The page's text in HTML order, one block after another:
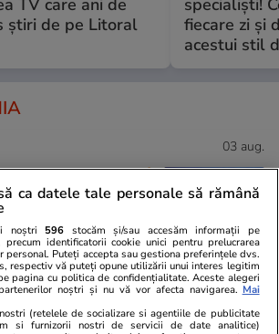
TV care ani de
știri de pe Litoral
specialiști!
fiecare zi și
acestui stil
03 aug.
Guvern atacate
de
București.
blocarea unor
ca datele tale personale să rămână
noștri 596 stocăm și/sau accesăm informații pe
identificatorii cookie unici pentru prelucrarea
personal. Puteți accepta sau gestiona preferințele dvs.
respectiv vă puteți opune utilizării unui interes legitim
pagina cu politica de confidențialitate. Aceste alegeri
noștri și nu vă vor afecta navigarea. Mai
(retelele de socializare si agentiile de publicitate
si furnizorii nostri de servicii de date analitice)